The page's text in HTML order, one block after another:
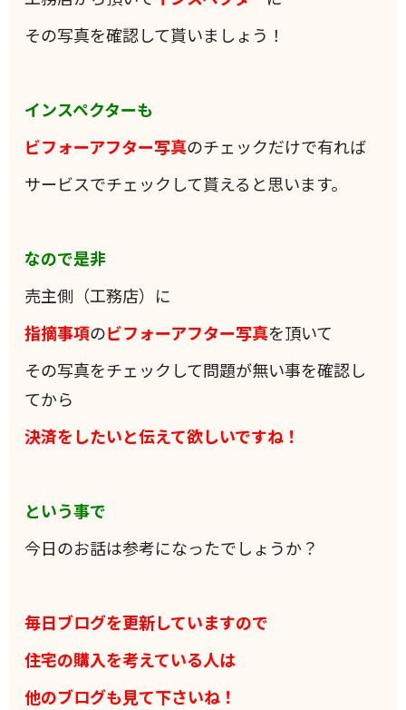
その写真を確認して貰いましょう！
インスペクターも
ビフォーアフター写真のチェックだけで有れば
サービスでチェックして貰えると思います。
なので是非
売主側（工務店）に
指摘事項のビフォーアフター写真を頂いて
その写真をチェックして問題が無い事を確認し
てから
決済をしたいと伝えて欲しいですね！
という事で
今日のお話は参考になったでしょうか？
毎日ブログを更新していますので
住宅の購入を考えている人は
他のブログも見て下さいね！